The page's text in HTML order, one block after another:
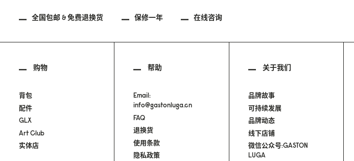
全国包邮 & 免费退换货 保修一年 在线咨询
购物
背包
配件
GLX
Art Club
实体店
帮助
Email:
info@gastonluga.cn
FAQ
退换货
使用条款
隐私政策
关于我们
品牌故事
可持续发展
品牌动态
线下店铺
微信公众号:GASTON
LUGA